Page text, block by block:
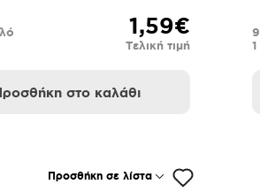
1,59€
Τελική τιμή
στο καλάθι
Προσθήκη σε λίστα